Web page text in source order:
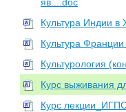
Культура Индии в
Культура
Культурология
Курс выживания
Курс